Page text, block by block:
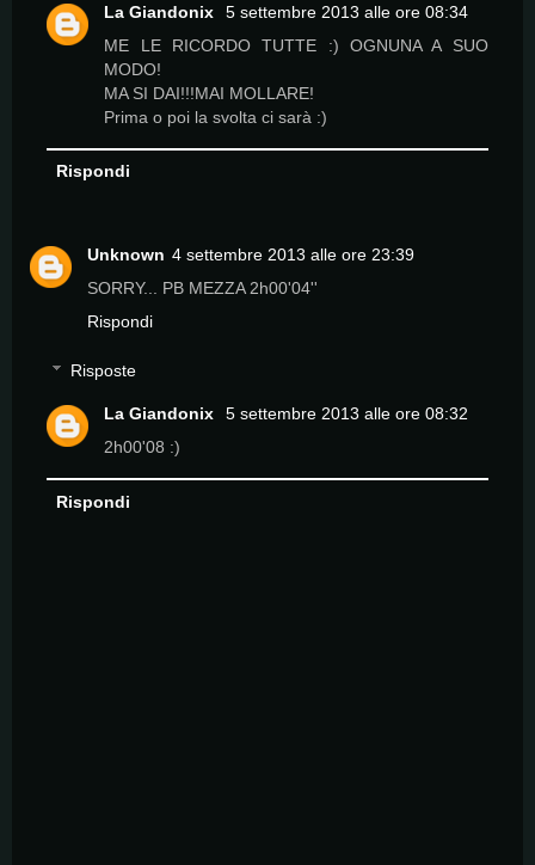
La Giandonix
5 settembre 2013 alle ore 08:34
ME LE RICORDO TUTTE :) OGNUNA A SUO
MODO!
MA SI DAI!!!MAI MOLLARE!
Prima o poi la svolta ci sarà :)
Rispondi
Unknown 4 settembre 2013 alle ore 23:39
SORRY... PB MEZZA 2h00'04''
Rispondi
Risposte
La Giandonix
5 settembre 2013 alle ore 08:32
2h00'08 :)
Rispondi